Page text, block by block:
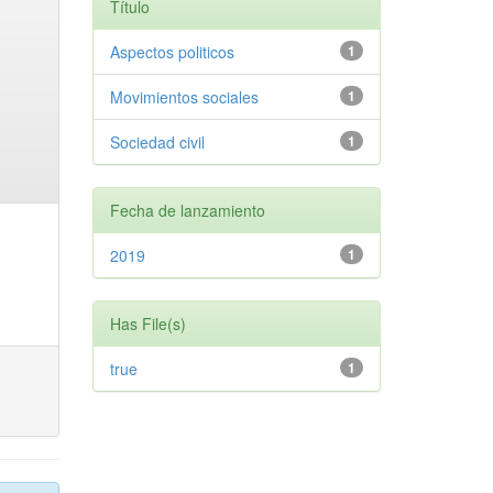
Título
1
Aspectos politicos
1
Movimientos sociales
1
Sociedad civil
Fecha de lanzamiento
1
2019
Has File(s)
1
true